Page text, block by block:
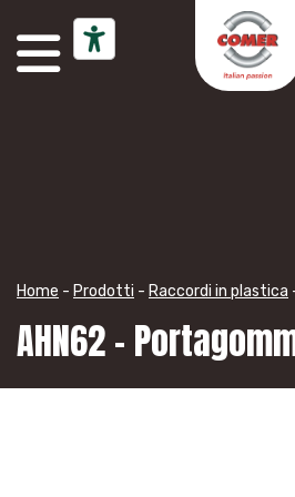
Home - Prodotti - Raccordi in plastica
AHN62 –